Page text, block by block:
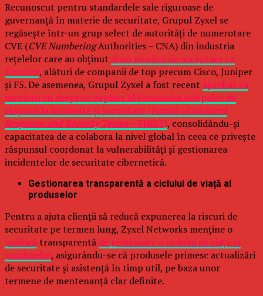
Recunoscut pentru standardele sale riguroase de
guvernanță în materie de securitate, Grupul Zyxel se
regăsește într-un grup select de autorități de numerotare
CVE (CVE NumberingAuthorities – CNA) din industria
rețelelor care au obținut două niveluri de acceptare ca
furnizor, alături de companii de top precum Cisco, Juniper
și F5. De asemenea, Grupul Zyxel a fost recent aprobat ca
membru cu drepturi depline al Forumului echipelor de
răspuns la incidente și securitate (Forum of Incident
Response and Security Teams –FIRST), consolidându-și
capacitatea de a colabora la nivel global în ceea ce privește
răspunsul coordonat la vulnerabilități și gestionarea
incidentelor de securitate cibernetică.
Gestionarea transparentă a ciclului de viață al
produselor
Pentru a ajuta clienții să reducă expunerea la riscuri de
securitate pe termen lung, Zyxel Networks menține o
politică transparentă de gestionare a ciclului de viață al
produselor, asigurându-se că produsele primesc actualizări
de securitate și asistență în timp util, pe baza unor
termene de mentenanță clar definite.